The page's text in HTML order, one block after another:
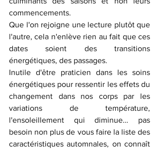
commencements.
Que l'on rejoigne une lecture plutôt que
l'autre, cela n'enlève rien au fait que ces
dates soient des transitions
énergétiques, des passages.
Inutile d'être praticien dans les soins
énergétiques pour ressentir les effets du
changement dans nos corps par les
variations de température,
l'ensoleillement qui diminue… pas
besoin non plus de vous faire la liste des
caractéristiques automnales, on connaît